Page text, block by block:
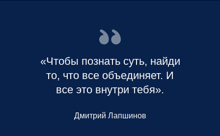
«Чтобы познать суть, найди
то, что все объединяет. И
все это внутри тебя».
Дмитрий Лапшинов